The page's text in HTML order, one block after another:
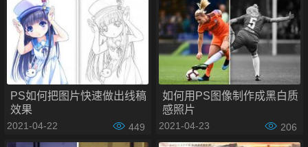
PS如何把不太好看的海水变成好看的蓝色操作步骤如下：
步骤一：选择主体
打开图片，转到选择>主体。
PS如何把图片快速做出线稿
效果
2021-04-22 449
如何用PS图像制作成黑白质
感照片
2021-04-23 206